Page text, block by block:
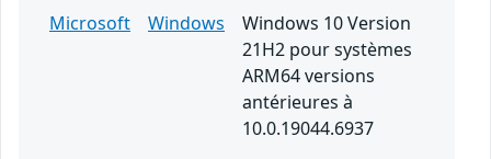
Microsoft
Windows
Windows 10 Version
21H2 pour systèmes
ARM64 versions
antérieures à
10.0.19044.6937